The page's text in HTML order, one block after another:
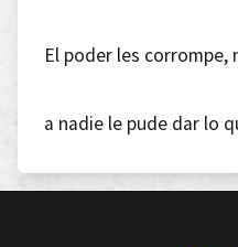
El poder les
a nadie le pude dar lo